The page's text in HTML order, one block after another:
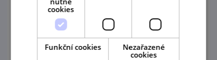
prohlédnout
cookies
Funkční cookies
Nezařazené
cookies